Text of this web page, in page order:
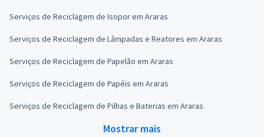
Serviços de Reciclagem de Isopor em Araras
Serviços de Reciclagem de Lâmpadas e Reatores em Araras
Serviços de Reciclagem de Papelão em Araras
Serviços de Reciclagem de Papéis em Araras
Serviços de Reciclagem de Pilhas e Baterias em Araras
Mostrar mais